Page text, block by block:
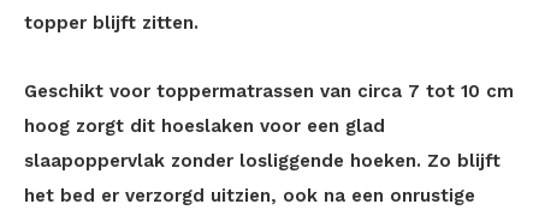
topper blijft zitten.
Geschikt voor toppermatrassen van circa 7 tot 10 cm
hoog zorgt dit hoeslaken voor een glad
slaapoppervlak zonder losliggende hoeken. Zo blijft
het bed er verzorgd uitzien, ook na een onrustige